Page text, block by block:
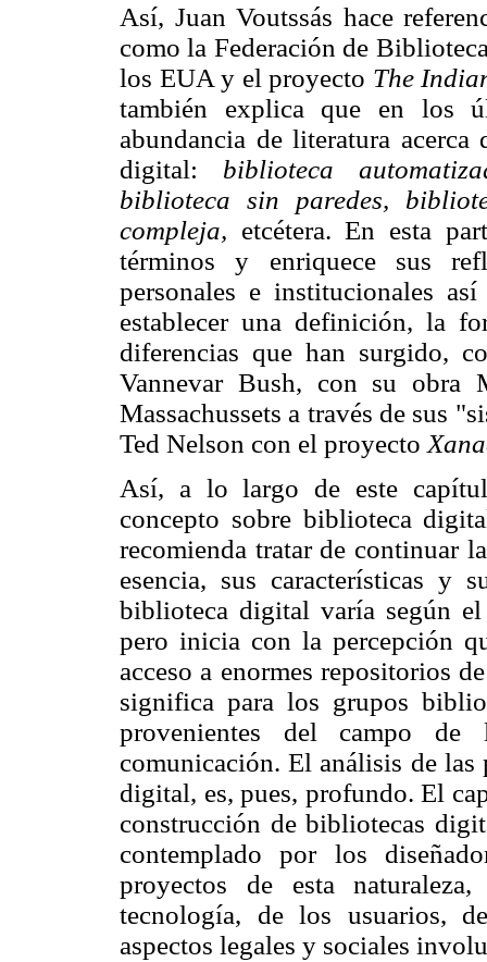
Así, Juan Voutssás hace
como la Federación de
los EUA y el proyecto The
también explica que en los
abundancia de literatura
digital: biblioteca
biblioteca sin paredes,
compleja, etcétera. En esta
términos y enriquece sus
personales e institucionales
establecer una definición, la
diferencias que han surgido,
Vannevar Bush, con su obra
Massachussets a través de sus
Ted Nelson con el proyecto
Así, a lo largo de este
concepto sobre biblioteca
recomienda tratar de continuar
esencia, sus características y
biblioteca digital varía según
pero inicia con la percepción
acceso a enormes repositorios
significa para los grupos
provenientes del campo
comunicación. El análisis de
digital, es, pues, profundo. El
construcción de bibliotecas
contemplado por los
proyectos de esta
tecnología, de los usuarios,
aspectos legales y sociales